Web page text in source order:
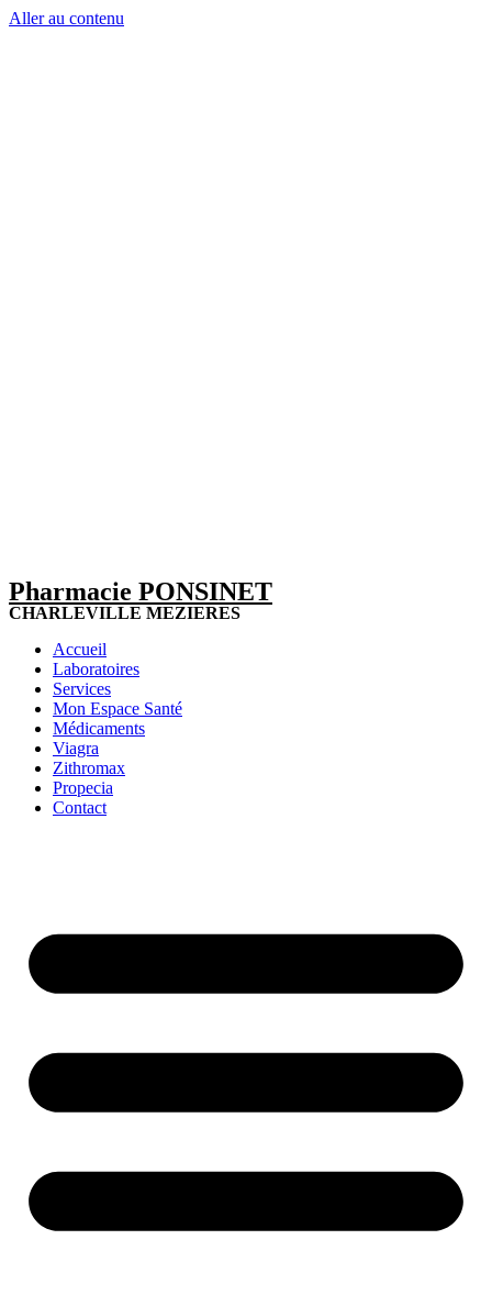
Aller au contenu
Pharmacie PONSINET
CHARLEVILLE MEZIERES
Accueil
Laboratoires
Services
Mon Espace Santé
Médicaments
Viagra
Zithromax
Propecia
Contact